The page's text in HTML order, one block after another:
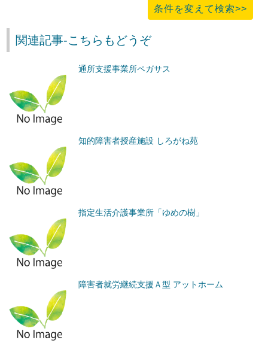
条件を変えて検索>>
関連記事-こちらもどうぞ
通所支援事業所ペガサス
知的障害者授産施設 しろがね苑
指定生活介護事業所「ゆめの樹」
障害者就労継続支援Ａ型 アットホーム